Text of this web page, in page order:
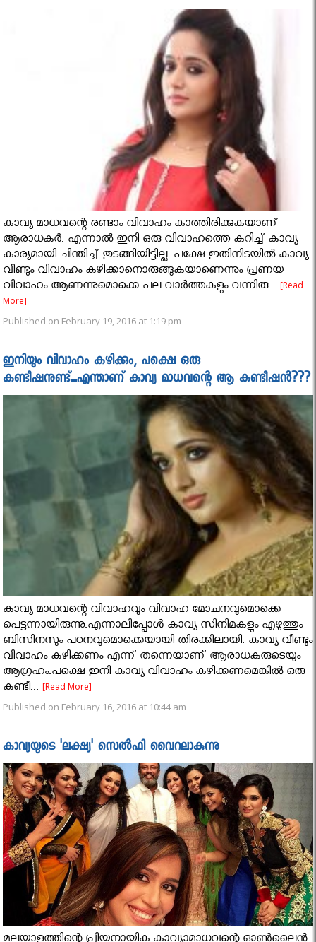
കാവ്യ മാധവന്റെ രണ്ടാം വിവാഹം കാത്തിരിക്കുകയാണ്
ആരാധകര്‍. എന്നാല്‍ ഇനി ഒരു വിവാഹത്തെ കുറിച്ച് കാവ്യ
കാര്യമായി ചിന്തിച്ച് തുടങ്ങിയിട്ടില്ല. പക്ഷേ ഇതിനിടയില്‍ കാവ്യ
വീണ്ടും വിവാഹം കഴിക്കാനൊരുങ്ങുകയാണെന്നും പ്രണയ
വിവാഹം ആണന്നുമൊക്കെ പല വാർത്തകളും വന്നിരു...[Read
More]
Published on February 19, 2016 at 1:19 pm
ഇനിയും വിവാഹം കഴിക്കും, പക്ഷെ ഒരു
കണ്ടീഷനുണ്ട്...എന്താണ് കാവ്യ മാധവന്റെ ആ കണ്ടീഷൻ???
കാവ്യ മാധവന്റെ വിവാഹവും വിവാഹ മോചനവുമൊക്കെ
പെട്ടന്നായിരുന്നു.എന്നാലിപ്പോൾ കാവ്യ സിനിമകളും എഴുത്തും
ബിസിനസും പഠനവുമൊക്കെയായി തിരക്കിലായി. കാവ്യ വീണ്ടും
വിവാഹം കഴിക്കണം എന്ന് തന്നെയാണ് ആരാധകരുടെയും
ആഗ്രഹം.പക്ഷെ ഇനി കാവ്യ വിവാഹം കഴിക്കണമെങ്കിൽ ഒരു
കണ്ടീ...[Read More]
Published on February 16, 2016 at 10:44 am
കാവ്യയുടെ 'ലക്ഷ്യ' സെൽഫി വൈറലാകുന്നു